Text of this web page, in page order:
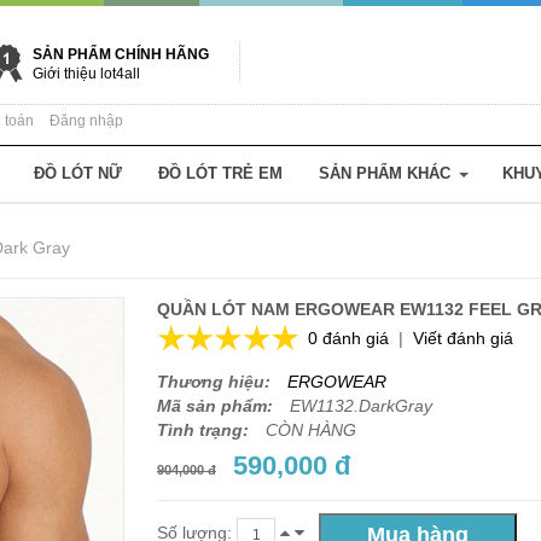
SẢN PHẨM CHÍNH HÃNG
Giới thiệu lot4all
toán Đăng nhập
ĐỒ LÓT NỮ ĐỒ LÓT TRẺ EM SẢN PHẨM KHÁC
Gray
QUẦN LÓT NAM ERGOWEAR EW1132 FEEL
0 đánh giá | Viết đánh giá
Thương hiệu:
ERGOWEAR
Mã sản phẩm:
EW1132.DarkGray
Tình trạng:
CÒN HÀNG
904,000 đ 590,000 đ
Số lượng: